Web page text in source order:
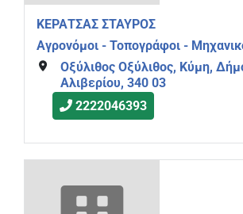
ΚΕΡΑΤΣΑΣ ΣΤΑΥΡΟΣ
Αγρονόμοι - Τοπογράφοι -
Οξύλιθος Οξύλιθος, Κύμη,
Αλιβερίου, 340 03
2222046393